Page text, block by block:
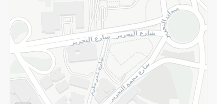
©2026 - Spinneys | جميع الحقوق محفوظة